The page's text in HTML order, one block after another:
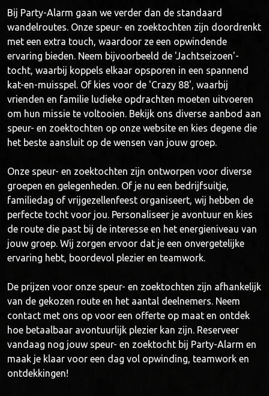
Bij Party-Alarm gaan we verder dan de standaard
wandelroutes. Onze speur- en zoektochten zijn doordrenkt
met een extra touch, waardoor ze een opwindende
ervaring bieden. Neem bijvoorbeeld de 'Jachtseizoen'-
tocht, waarbij koppels elkaar opsporen in een spannend
kat-en-muisspel. Of kies voor de 'Crazy 88', waarbij
vrienden en familie ludieke opdrachten moeten uitvoeren
om hun missie te voltooien. Bekijk ons diverse aanbod aan
speur- en zoektochten op onze website en kies degene die
het beste aansluit op de wensen van jouw groep.
Onze speur- en zoektochten zijn ontworpen voor diverse
groepen en gelegenheden. Of je nu een bedrijfsuitje,
familiedag of vrijgezellenfeest organiseert, wij hebben de
perfecte tocht voor jou. Personaliseer je avontuur en kies
de route die past bij de interesse en het energieniveau van
jouw groep. Wij zorgen ervoor dat je een onvergetelijke
ervaring hebt, boordevol plezier en teamwork.
De prijzen voor onze speur- en zoektochten zijn afhankelijk
van de gekozen route en het aantal deelnemers. Neem
contact met ons op voor een offerte op maat en ontdek
hoe betaalbaar avontuurlijk plezier kan zijn. Reserveer
vandaag nog jouw speur- en zoektocht bij Party-Alarm en
maak je klaar voor een dag vol opwinding, teamwork en
ontdekkingen!